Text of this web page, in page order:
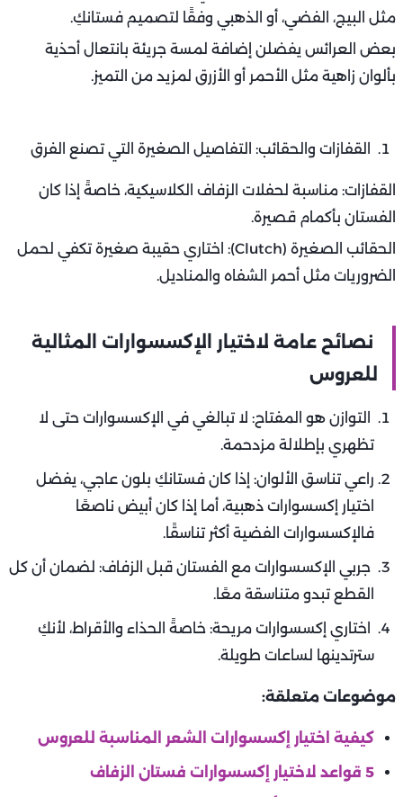
مثل البيج، الفضي، أو الذهبي وفقًا لتصميم فستانكِ.
بعض العرائس يفضلن إضافة لمسة جريئة بانتعال أحذية
بألوان زاهية مثل الأحمر أو الأزرق لمزيد من التميز.
القفازات والحقائب: التفاصيل الصغيرة التي تصنع الفرق
القفازات: مناسبة لحفلات الزفاف الكلاسيكية، خاصةً إذا كان
الفستان بأكمام قصيرة.
الحقائب الصغيرة (Clutch): اختاري حقيبة صغيرة تكفي لحمل
الضروريات مثل أحمر الشفاه والمناديل.
نصائح عامة لاختيار الإكسسوارات المثالية
للعروس
التوازن هو المفتاح: لا تبالغي في الإكسسوارات حتى لا
تظهري بإطلالة مزدحمة.
راعي تناسق الألوان: إذا كان فستانكِ بلون عاجي، يفضل
اختيار إكسسوارات ذهبية، أما إذا كان أبيض ناصعًا
فالإكسسوارات الفضية أكثر تناسقًا.
جربي الإكسسوارات مع الفستان قبل الزفاف: لضمان أن كل
القطع تبدو متناسقة معًا.
اختاري إكسسوارات مريحة: خاصةً الحذاء والأقراط، لأنكِ
سترتدينها لساعات طويلة.
موضوعات متعلقة:
كيفية اختيار إكسسوارات الشعر المناسبة للعروس
5 قواعد لاختيار إكسسوارات فستان الزفاف